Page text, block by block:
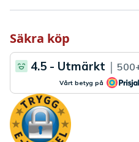
Säkra köp